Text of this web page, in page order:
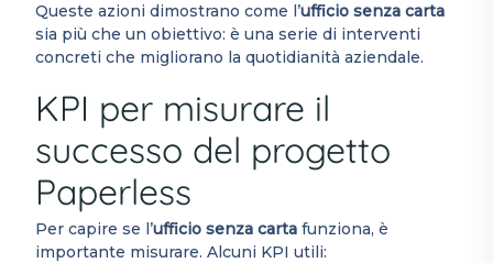
Queste azioni dimostrano come l’ufficio senza carta
sia più che un obiettivo: è una serie di interventi
concreti che migliorano la quotidianità aziendale.
KPI per misurare il
successo del progetto
Paperless
Per capire se l’ufficio senza carta funziona, è
importante misurare. Alcuni KPI utili: